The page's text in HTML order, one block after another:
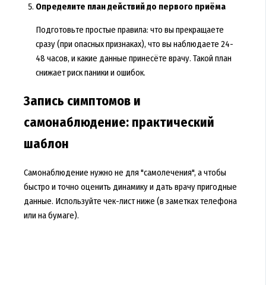
Определите план действий до первого приёма
Подготовьте простые правила: что вы прекращаете
сразу (при опасных признаках), что вы наблюдаете 24-
48 часов, и какие данные принесёте врачу. Такой план
снижает риск паники и ошибок.
Запись симптомов и
самонаблюдение: практический
шаблон
Самонаблюдение нужно не для "самолечения", а чтобы
быстро и точно оценить динамику и дать врачу пригодные
данные. Используйте чек-лист ниже (в заметках телефона
или на бумаге).